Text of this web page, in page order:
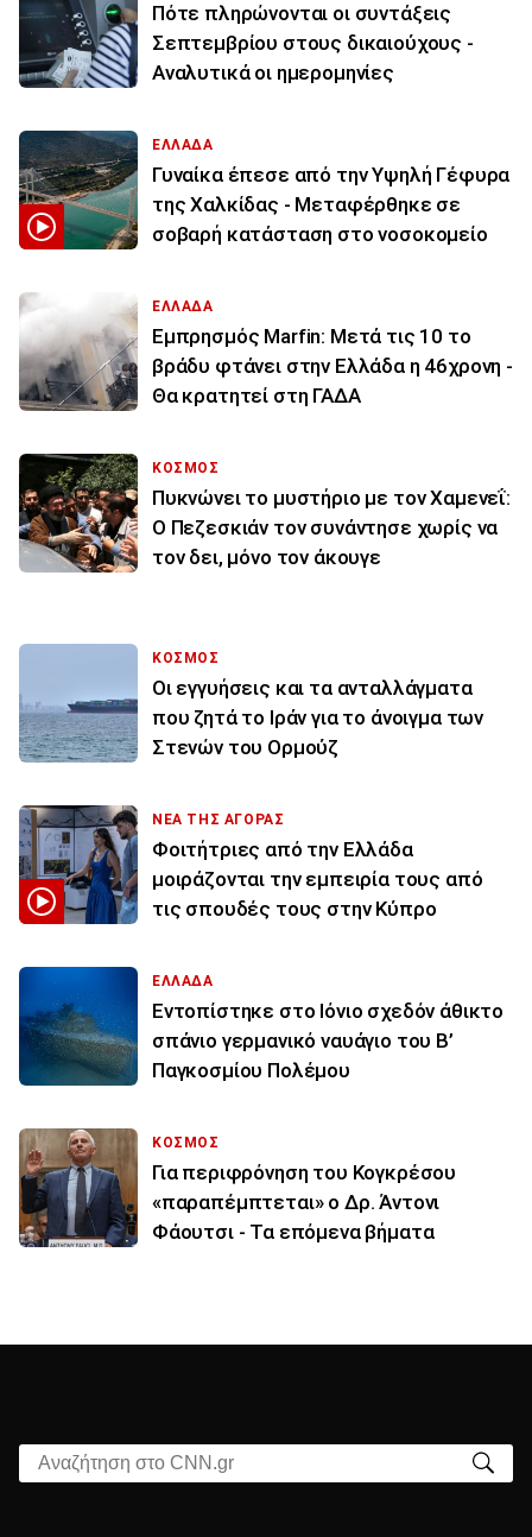
Πότε πληρώνονται οι συντάξεις
Σεπτεμβρίου στους δικαιούχους -
Αναλυτικά οι ημερομηνίες
ΕΛΛΑΔΑ
Γυναίκα έπεσε από την Υψηλή Γέφυρα
της Χαλκίδας - Μεταφέρθηκε σε
σοβαρή κατάσταση στο νοσοκομείο
ΕΛΛΑΔΑ
Εμπρησμός Marfin: Μετά τις 10 το
βράδυ φτάνει στην Ελλάδα η 46χρονη -
Θα κρατητεί στη ΓΑΔΑ
ΚΟΣΜΟΣ
Πυκνώνει το μυστήριο με τον Χαμενεΐ:
Ο Πεζεσκιάν τον συνάντησε χωρίς να
τον δει, μόνο τον άκουγε
ΚΟΣΜΟΣ
Οι εγγυήσεις και τα ανταλλάγματα
που ζητά το Ιράν για το άνοιγμα των
Στενών του Ορμούζ
ΝΕΑ ΤΗΣ ΑΓΟΡΑΣ
Φοιτήτριες από την Ελλάδα
μοιράζονται την εμπειρία τους από
τις σπουδές τους στην Κύπρο
ΕΛΛΑΔΑ
Εντοπίστηκε στο Ιόνιο σχεδόν άθικτο
σπάνιο γερμανικό ναυάγιο του Β’
Παγκοσμίου Πολέμου
ΚΟΣΜΟΣ
Για περιφρόνηση του Κογκρέσου
«παραπέμπτεται» ο Δρ. Άντονι
Φάουτσι - Τα επόμενα βήματα
Αναζήτηση στο CNN.gr